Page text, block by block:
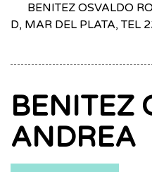
BENITEZ OSVALDO
D, MAR DEL PLATA, TEL
BENITEZ
ANDREA